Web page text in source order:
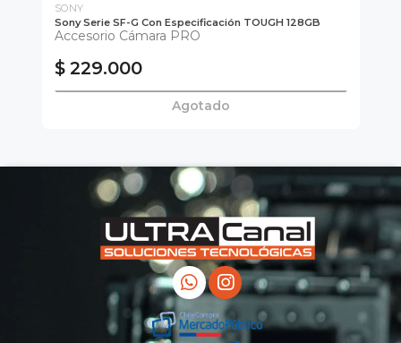
SONY
Sony Serie SF-G Con Especificación TOUGH 128GB
Accesorio Cámara PRO
$ 229.000
Agotado